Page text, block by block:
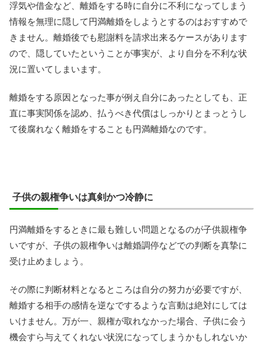
浮気や借金など、離婚をする時に自分に不利になってしまう
情報を無理に隠して円満離婚をしようとするのはおすすめで
きません。離婚後でも慰謝料を請求出来るケースがあります
ので、隠していたということが事実が、より自分を不利な状
況に置いてしまいます。
離婚をする原因となった事が例え自分にあったとしても、正
直に事実関係を認め、払うべき代償はしっかりとまっとうし
て後腐れなく離婚をすることも円満離婚なのです。
子供の親権争いは真剣かつ冷静に
円満離婚をするときに最も難しい問題となるのが子供親権争
いですが、子供の親権争いは離婚調停などでの判断を真摯に
受け止めましょう。
その際に判断材料となるところは自分の努力が必要ですが、
離婚する相手の感情を逆なでするような言動は絶対にしては
いけません。万が一、親権が取れなかった場合、子供に会う
機会すら与えてくれない状況になってしまうかもしれないか